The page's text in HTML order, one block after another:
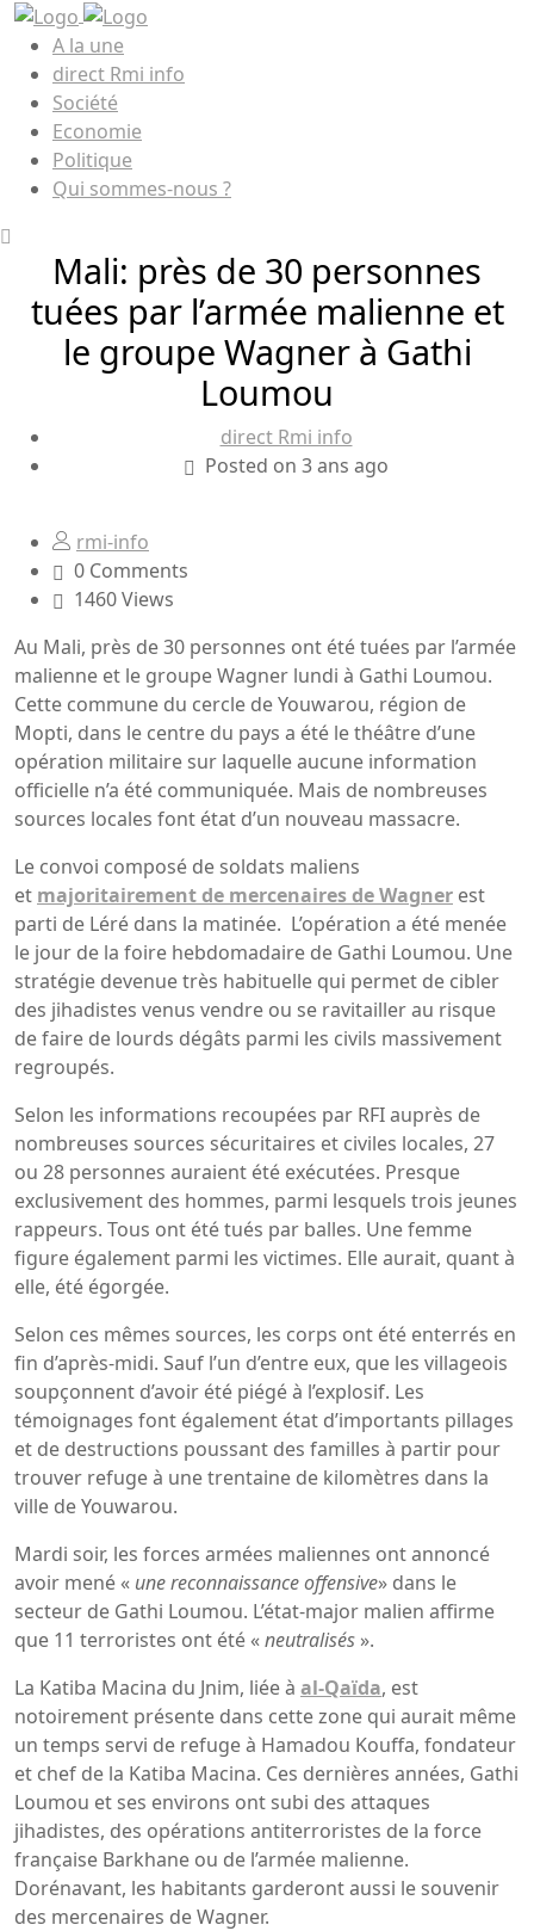
A la une
direct Rmi info
Société
Economie
Politique
Qui sommes-nous ?
Mali: près de 30 personnes
tuées par l’armée malienne et
le groupe Wagner à Gathi
Loumou
direct Rmi info
Posted on 3 ans ago
rmi-info
0 Comments
1460 Views
Au Mali, près de 30 personnes ont été tuées par l’armée
malienne et le groupe Wagner lundi à Gathi Loumou.
Cette commune du cercle de Youwarou, région de
Mopti, dans le centre du pays a été le théâtre d’une
opération militaire sur laquelle aucune information
officielle n’a été communiquée. Mais de nombreuses
sources locales font état d’un nouveau massacre.
Le convoi composé de soldats maliens
et majoritairement de mercenaires de Wagner est
parti de Léré dans la matinée. L’opération a été menée
le jour de la foire hebdomadaire de Gathi Loumou. Une
stratégie devenue très habituelle qui permet de cibler
des jihadistes venus vendre ou se ravitailler au risque
de faire de lourds dégâts parmi les civils massivement
regroupés.
Selon les informations recoupées par RFI auprès de
nombreuses sources sécuritaires et civiles locales, 27
ou 28 personnes auraient été exécutées. Presque
exclusivement des hommes, parmi lesquels trois jeunes
rappeurs. Tous ont été tués par balles. Une femme
figure également parmi les victimes. Elle aurait, quant à
elle, été égorgée.
Selon ces mêmes sources, les corps ont été enterrés en
fin d’après-midi. Sauf l’un d’entre eux, que les villageois
soupçonnent d’avoir été piégé à l’explosif. Les
témoignages font également état d’importants pillages
et de destructions poussant des familles à partir pour
trouver refuge à une trentaine de kilomètres dans la
ville de Youwarou.
Mardi soir, les forces armées maliennes ont annoncé
avoir mené « une reconnaissance offensive» dans le
secteur de Gathi Loumou. L’état-major malien affirme
que 11 terroristes ont été «neutralisés ».
La Katiba Macina du Jnim, liée à al-Qaïda, est
notoirement présente dans cette zone qui aurait même
un temps servi de refuge à Hamadou Kouffa, fondateur
et chef de la Katiba Macina. Ces dernières années, Gathi
Loumou et ses environs ont subi des attaques
jihadistes, des opérations antiterroristes de la force
française Barkhane ou de l’armée malienne.
Dorénavant, les habitants garderont aussi le souvenir
des mercenaires de Wagner.